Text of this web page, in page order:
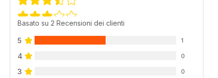
Basato su 2 Recensioni dei clienti
5 1
4 0
3 0